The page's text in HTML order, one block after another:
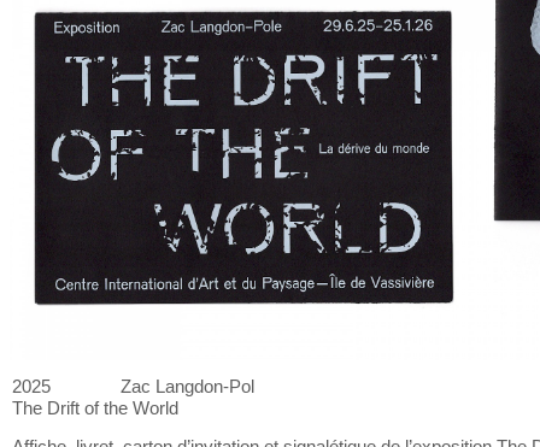
2025
Zac Langdon-Pol
The Drift of the World